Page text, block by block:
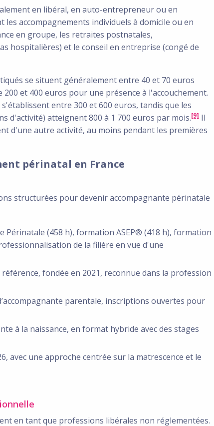
en libéral, en auto-entrepreneur ou en
accompagnements individuels à domicile ou en
en groupe, les retraites postnatales,
hospitalières) et le conseil en entreprise (congé de
se situent généralement entre 40 et 70 euros
et 400 euros pour une présence à l'accouchement.
entre 300 et 600 euros, tandis que les
d'activité) atteignent 800 à 1 700 euros par mois.[9] Il
d'une autre activité, au moins pendant les premières
périnatal en France
structurées pour devenir accompagnante périnatale
Périnatale (458 h), formation ASEP® (418 h), formation
de la filière en vue d'une
fondée en 2021, reconnue dans la profession
parentale, inscriptions ouvertes pour
à la naissance, en format hybride avec des stages
avec une approche centrée sur la matrescence et le
en tant que professions libérales non réglementées.